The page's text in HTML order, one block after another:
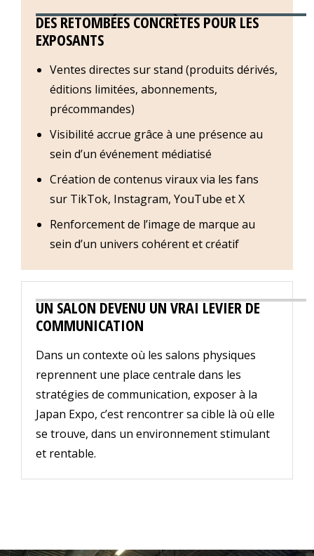
DES RETOMBÉES CONCRÈTES POUR LES
EXPOSANTS
Ventes directes sur stand (produits dérivés,
éditions limitées, abonnements,
précommandes)
Visibilité accrue grâce à une présence au
sein d’un événement médiatisé
Création de contenus viraux via les fans
sur TikTok, Instagram, YouTube et X
Renforcement de l’image de marque au
sein d’un univers cohérent et créatif
UN SALON DEVENU UN VRAI LEVIER DE
COMMUNICATION
Dans un contexte où les salons physiques
reprennent une place centrale dans les
stratégies de communication, exposer à la
Japan Expo, c’est rencontrer sa cible là où elle
se trouve, dans un environnement stimulant
et rentable.